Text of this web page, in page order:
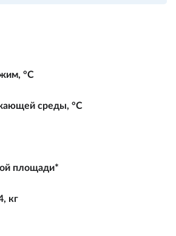
°С
среды, °С
площади*
кг